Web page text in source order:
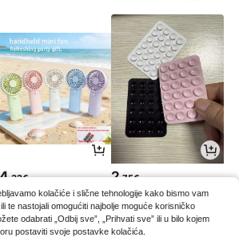
.32€ 2.75€
kolačiće i slične tehnologije kako bismo vam
te nastojali omogućiti najbolje moguće korisničko
odabrati „Odbij sve”, „Prihvati sve” ili u bilo kojem
postaviti svoje postavke kolačića.